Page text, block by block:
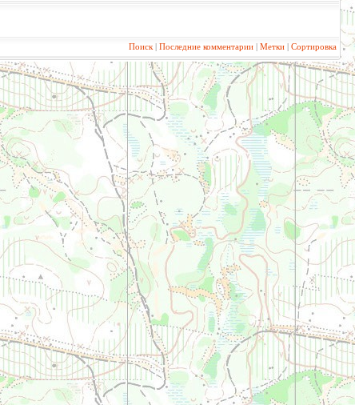
Поиск | Последние комментарии | Метки | Сортировка